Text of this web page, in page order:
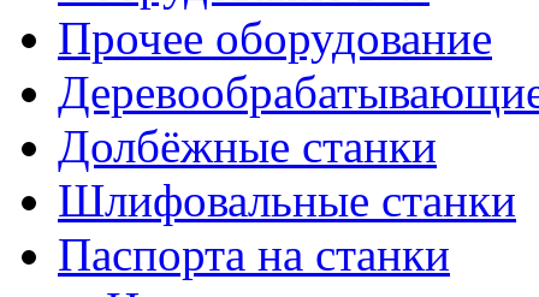
Прочее оборудование
Долбёжные станки
Шлифовальные станки
Паспорта на станки